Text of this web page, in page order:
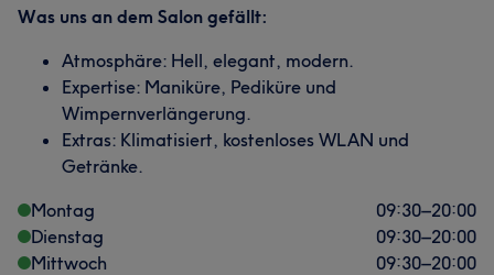
Was uns an dem Salon gefällt:
Atmosphäre: Hell, elegant, modern.
Expertise: Maniküre, Pediküre und
Wimpernverlängerung.
Extras: Klimatisiert, kostenloses WLAN und
Getränke.
Montag
09:30–20:00
Dienstag
09:30–20:00
Mittwoch
09:30–20:00